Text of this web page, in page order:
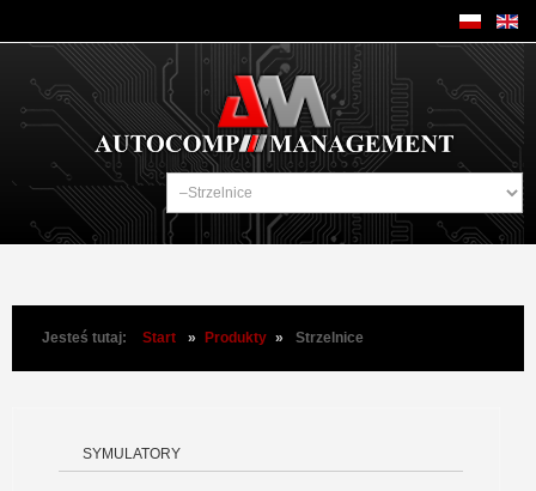
Jesteś tutaj: Start » Produkty » Strzelnice
SYMULATORY